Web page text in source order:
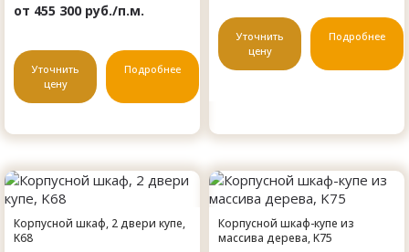
от 455 300 руб./п.м.
Уточнить
цену
Подробнее
Уточнить
цену
Подробнее
Корпусной шкаф, 2 двери купе,
K68
Корпусной шкаф-купе из
массива дерева, K75